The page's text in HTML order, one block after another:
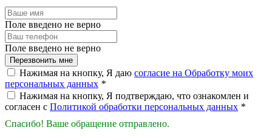
Поле введено не верно
Поле введено не верно
Перезвонить мне
Нажимая на кнопку, Я даю согласие на Обработку моих
персональных данных *
Нажимая на кнопку, Я подтверждаю, что ознакомлен и
согласен с Политикой обработки персональных данных *
Спасибо! Ваше обращение отправлено.